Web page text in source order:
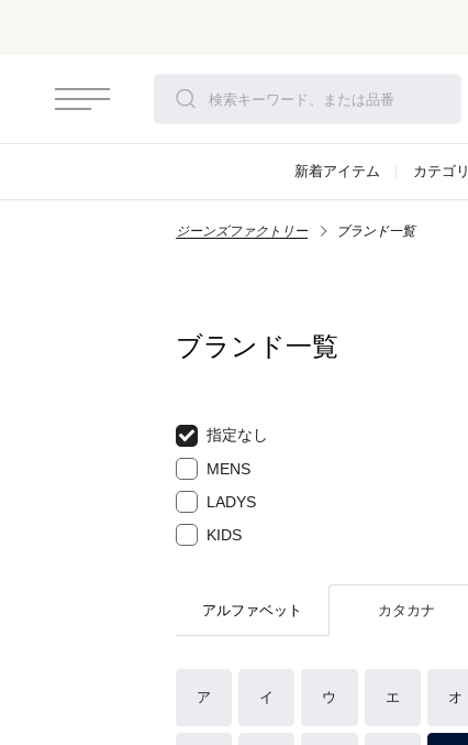
新着アイテム カテゴリ
ジーンズファクトリー ブランド一覧
ブランド一覧
指定なし
MENS
LADYS
KIDS
アルファベット カタカナ
ア イ ウ エ オ